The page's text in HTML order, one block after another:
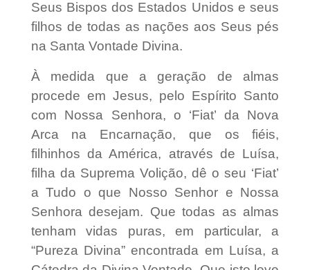
Seus Bispos dos Estados Unidos e seus
filhos de todas as nações aos Seus pés
na Santa Vontade Divina.
À medida que a geração de almas
procede em Jesus, pelo Espírito Santo
com Nossa Senhora, o ‘Fiat’ da Nova
Arca na Encarnação, que os fiéis,
filhinhos da América, através de Luísa,
filha da Suprema Volição, dê o seu ‘Fiat’
a Tudo o que Nosso Senhor e Nossa
Senhora desejam. Que todas as almas
tenham vidas puras, em particular, a
“Pureza Divina” encontrada em Luísa, a